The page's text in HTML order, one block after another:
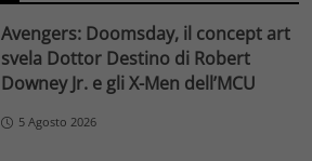
Avengers: Doomsday, il concept art
svela Dottor Destino di Robert
Downey Jr. e gli X-Men dell’MCU
5 Agosto 2026